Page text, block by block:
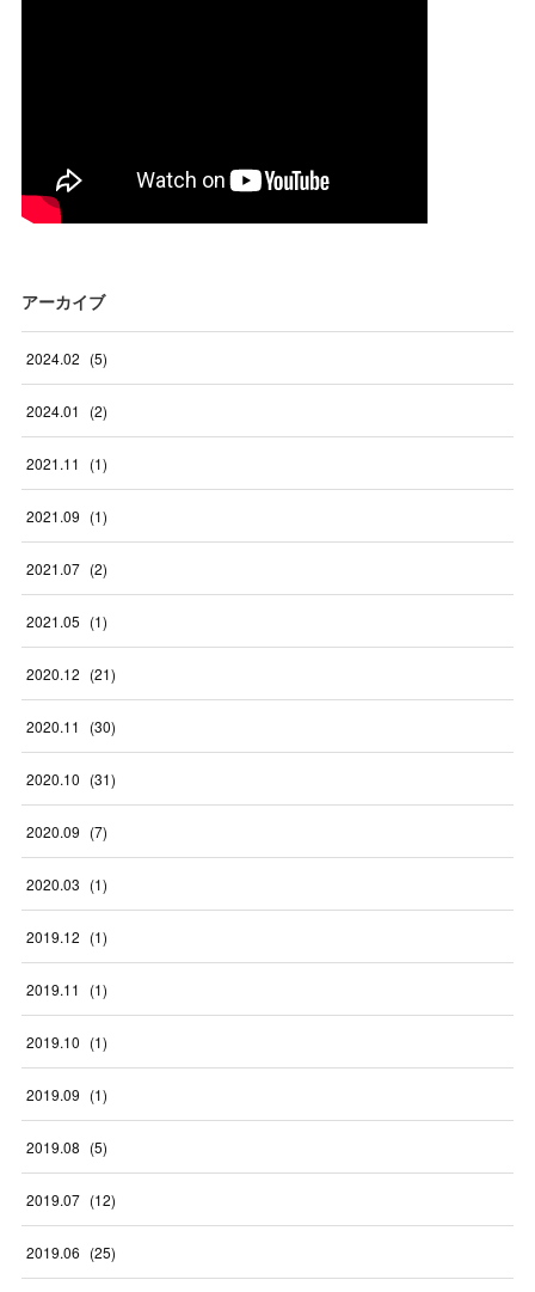
アーカイブ
2024.02 (5)
2024.01 (2)
2021.11 (1)
2021.09 (1)
2021.07 (2)
2021.05 (1)
2020.12 (21)
2020.11 (30)
2020.10 (31)
2020.09 (7)
2020.03 (1)
2019.12 (1)
2019.11 (1)
2019.10 (1)
2019.09 (1)
2019.08 (5)
2019.07 (12)
2019.06 (25)